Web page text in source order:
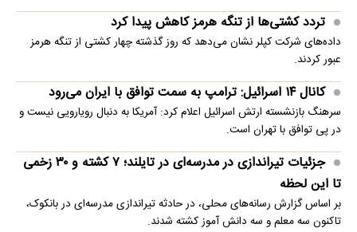
تردد کشتی‌ها از تنگه هرمز کاهش پیدا کرد
داده‌های شرکت کپلر نشان می‌دهد که روز گذشته چهار کشتی از تنگه هرمز
عبور کردند.
کانال ۱۴ اسرائیل: ترامپ به سمت توافق با ایران می‌رود
سرهنگ بازنشسته ارتش اسرائیل اعلام کرد: آمریکا به دنبال رویارویی نیست و
در پی توافق با تهران است.
جزئیات تیراندازی در مدرسه‌ای در تایلند؛ ۷ کشته و ۳۰ زخمی
تا این لحظه
بر اساس گزارش رسانه‌های محلی، در حادثه تیراندازی مدرسه‌ای در بانکوک،
تاکنون سه معلم و سه دانش آموز کشته شدند.